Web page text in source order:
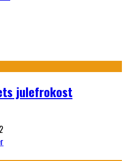
julefrokost